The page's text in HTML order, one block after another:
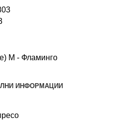
M - Фламинго
ИНФОРМАЦИИ